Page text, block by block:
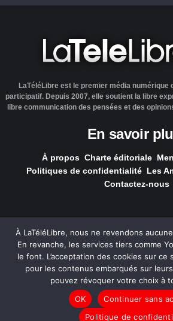
LaTéléLibre est le premier média numérique
participatif. Depuis 2007, elle soutient la libre
libre communication des pensées et des
En savoir
À propos Charte éditoriale
Politiques de confidentialité Les
Contactez-nous
LaTéléLibre.fr, ce site a été réalisé par
Utile & Simple
— Tous les contenus, sauf
sous licence Creative
À LaTéléLibre, nous ne revendons
En revanche, les services tiers comme
le font. L’acceptation des cookies sur ce
pour les contenus embarqués sur
pouvez révoquer votre choix à
OK
Continuer sans
Politique de